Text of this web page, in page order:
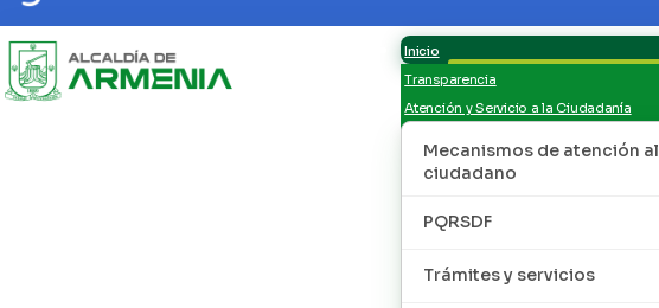
Inicio
Transparencia
Atención y Servicio a la Ciudadanía
Mecanismos de atención al
ciudadano
PQRSDF
Trámites y servicios